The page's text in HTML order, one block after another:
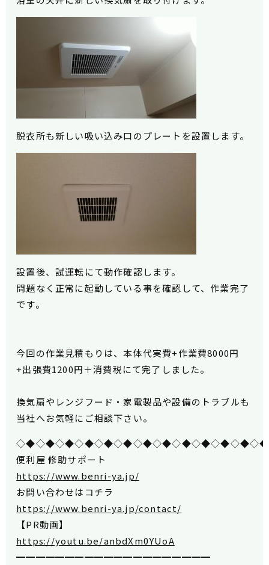
脱衣所も新しい吸い込み口のプレートを設置します。
設置後、試運転にて動作確認します。
問題なく正常に起動している事を確認して、作業完了
です。
今回の作業見積もりは、本体代実費+作業費8000円
+出張費1200円＋消費税にて完了しました。
換気扇やレンジフード・家電製品や設備のトラブルも
当社へお気軽にご相談下さい。
便利屋 修助サポート
https://www.benri-ya.jp/
お問い合わせはコチラ
https://www.benri-ya.jp/contact/
【PR動画】
https://youtu.be/anbdXm0YUoA
━━━━━━━━━━━━━━━━━━━━